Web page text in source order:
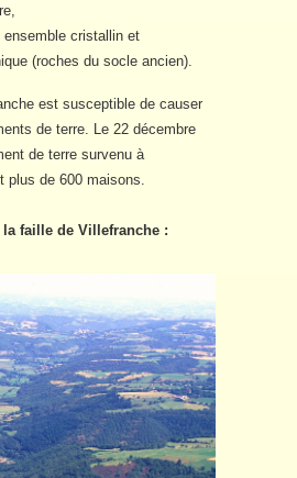
ensemble cristallin et
(roches du socle ancien).
est susceptible de causer
de terre. Le 22 décembre
de terre survenu à
plus de 600 maisons.
faille de Villefranche :